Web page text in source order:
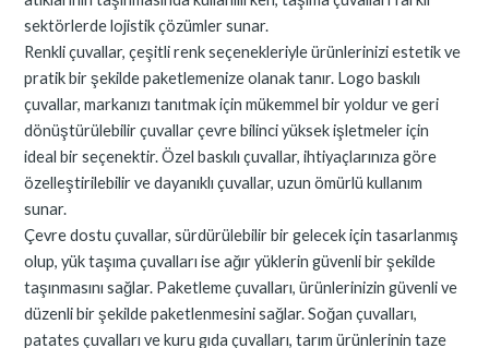
sektörlerde lojistik çözümler sunar.
Renkli çuvallar, çeşitli renk seçenekleriyle ürünlerinizi estetik ve
pratik bir şekilde paketlemenize olanak tanır. Logo baskılı
çuvallar, markanızı tanıtmak için mükemmel bir yoldur ve geri
dönüştürülebilir çuvallar çevre bilinci yüksek işletmeler için
ideal bir seçenektir. Özel baskılı çuvallar, ihtiyaçlarınıza göre
özelleştirilebilir ve dayanıklı çuvallar, uzun ömürlü kullanım
sunar.
Çevre dostu çuvallar, sürdürülebilir bir gelecek için tasarlanmış
olup, yük taşıma çuvalları ise ağır yüklerin güvenli bir şekilde
taşınmasını sağlar. Paketleme çuvalları, ürünlerinizin güvenli ve
düzenli bir şekilde paketlenmesini sağlar. Soğan çuvalları,
patates çuvalları ve kuru gıda çuvalları, tarım ürünlerinin taze